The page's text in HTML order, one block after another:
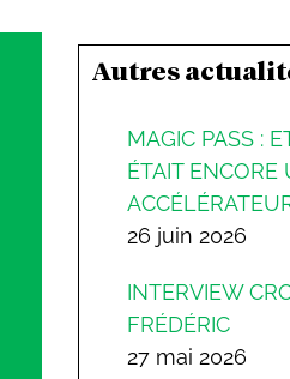
Autres
MAGIC PASS :
ÉTAIT ENCORE
26 juin 2026
INTERVIEW
FRÉDÉRIC
27 mai 2026